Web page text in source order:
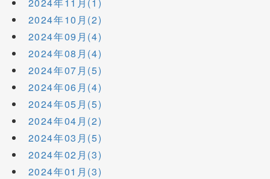
2024年10月(2)
2024年09月(4)
2024年08月(4)
2024年07月(5)
2024年06月(4)
2024年05月(5)
2024年04月(2)
2024年03月(5)
2024年02月(3)
2024年01月(3)